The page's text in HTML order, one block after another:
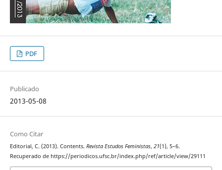
PDF
Publicado
2013-05-08
Como Citar
Editorial, C. (2013). Contents. Revista Estudos Feministas, 21(1), 5–6.
Recuperado de https://periodicos.ufsc.br/index.php/ref/article/view/29111